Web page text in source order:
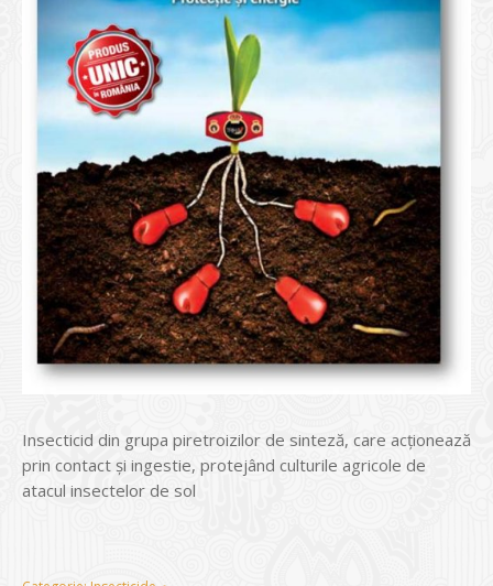
Insecticid din grupa piretroizilor de sinteză, care acţionează
prin contact şi ingestie, protejând culturile agricole de
atacul insectelor de sol